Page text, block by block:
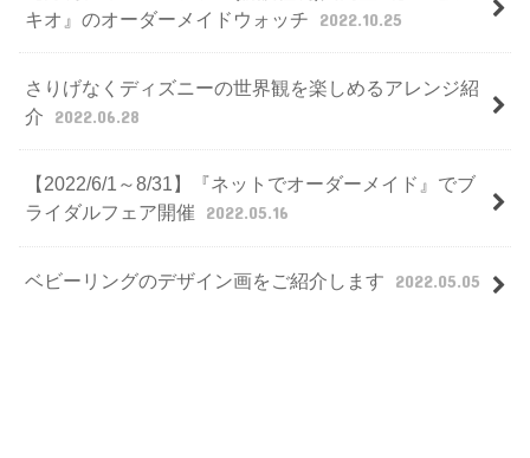
キオ』のオーダーメイドウォッチ
2022.10.25
さりげなくディズニーの世界観を楽しめるアレンジ紹
介
2022.06.28
【2022/6/1～8/31】『ネットでオーダーメイド』でブ
ライダルフェア開催
2022.05.16
ベビーリングのデザイン画をご紹介します 2022.05.05